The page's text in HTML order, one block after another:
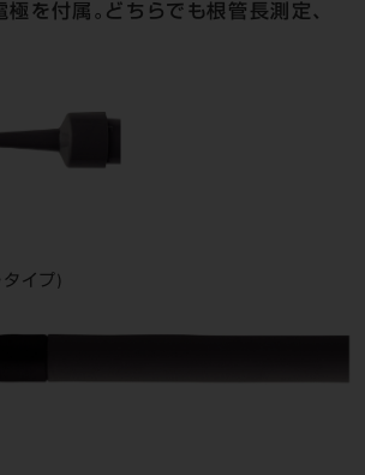
極を付属。どちらでも根管長測定、
イプ)